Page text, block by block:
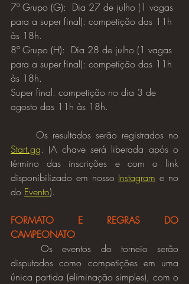
7ª Grupo (G):  Dia 27 de julho (1 vagas
para a super final): competição das 11h
às 18h.
8ª Grupo (H):  Dia 28 de julho (1 vagas
para a super final): competição das 11h
às 18h.
Super final: competição no dia 3 de
agosto das 11h às 18h.
Start.gg. (A chave será liberada após o
término das inscrições e com o link
disponibilizado em nosso Instagram e no
do Evento).
FORMATO E REGRAS DO
CAMPEONATO
Os eventos do torneio serão
disputados como competições em uma
única partida (eliminação simples), com o